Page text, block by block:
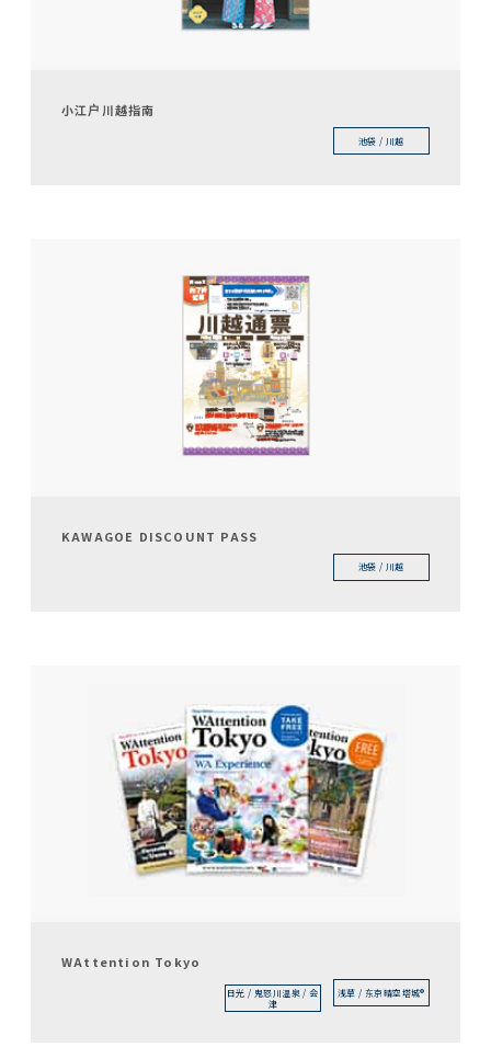
小江户川越指南
池袋 / 川越
KAWAGOE DISCOUNT PASS
池袋 / 川越
WAttention Tokyo
日光 / 鬼怒川温泉 / 会
津
浅草 / 东京晴空塔城®